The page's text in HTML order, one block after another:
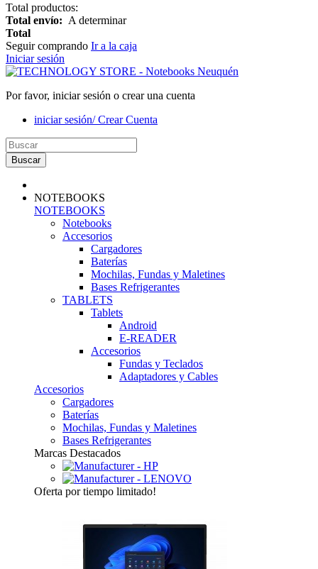
Total productos:
Total envío: A determinar
Total
Seguir comprando Ir a la caja
Iniciar sesión
Por favor, iniciar sesión o crear una cuenta
iniciar sesión/ Crear Cuenta
Buscar
NOTEBOOKS
NOTEBOOKS
Notebooks
Accesorios
Cargadores
Baterías
Mochilas, Fundas y Maletines
Bases Refrigerantes
TABLETS
Tablets
Android
E-READER
Accesorios
Fundas y Teclados
Adaptadores y Cables
Accesorios
Cargadores
Baterías
Mochilas, Fundas y Maletines
Bases Refrigerantes
Marcas Destacados
Oferta por tiempo limitado!